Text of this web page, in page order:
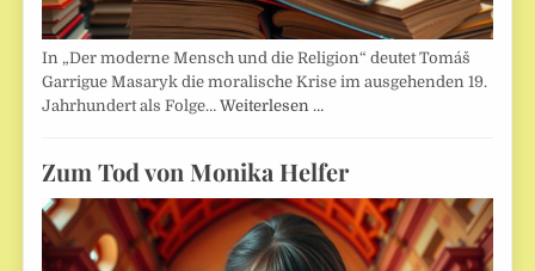
In „Der moderne Mensch und die Religion“ deutet Tomáš
Garrigue Masaryk die moralische Krise im ausgehenden 19.
Jahrhundert als Folge…Weiterlesen …
Zum Tod von Monika Helfer